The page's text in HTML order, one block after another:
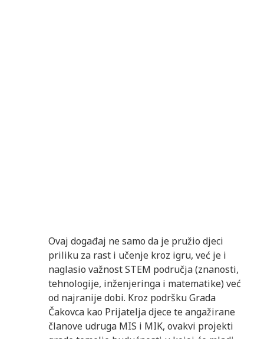
Ovaj događaj ne samo da je pružio djeci
priliku za rast i učenje kroz igru, već je i
naglasio važnost STEM područja (znanosti,
tehnologije, inženjeringa i matematike) već
od najranije dobi. Kroz podršku Grada
Čakovca kao Prijatelja djece te angažirane
članove udruga MIS i MIK, ovakvi projekti